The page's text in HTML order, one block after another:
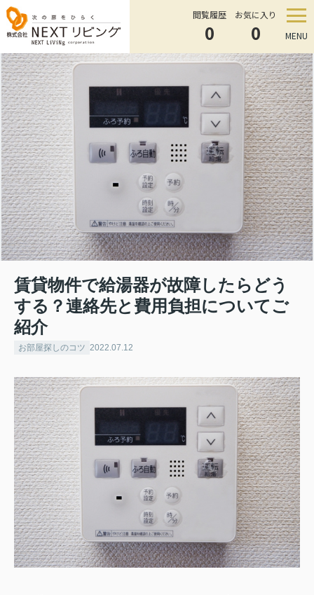
閲覧履歴
0
お気に入り
0 MENU
賃貸物件で給湯器が故障したらどう
する？連絡先と費用負担についてご
紹介
お部屋探しのコツ 2022.07.12